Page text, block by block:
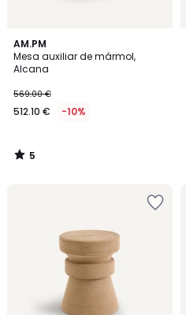
AM.PM
Mesa auxiliar de mármol,
Alcana
569.00 €
512.10 € -10%
5
/
5
5
/